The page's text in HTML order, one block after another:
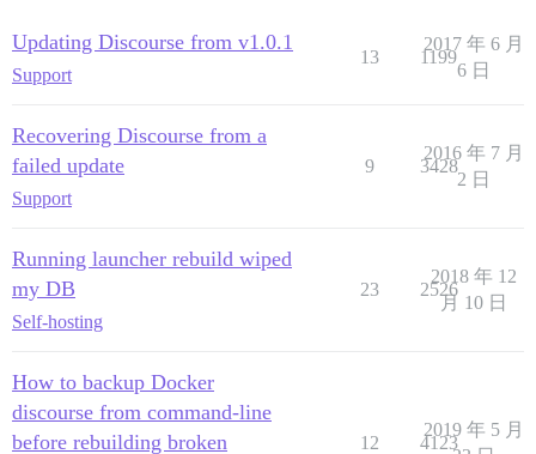
Updating Discourse from v1.0.1
Support
13 1199
2017 年 6 月
6 日
Recovering Discourse from a
failed update
Support
9 3428
2016 年 7 月
2 日
Running launcher rebuild wiped
my DB
Self-hosting
23 2526
2018 年 12
月 10 日
How to backup Docker
discourse from command-line
before rebuilding broken
12 4123
2019 年 5 月